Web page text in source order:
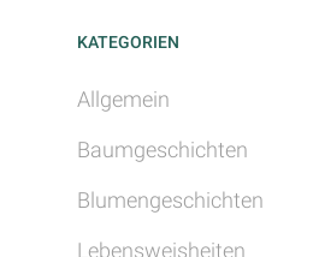
KATEGORIEN
Allgemein
Baumgeschichten
Blumengeschichten
Lebensweisheiten